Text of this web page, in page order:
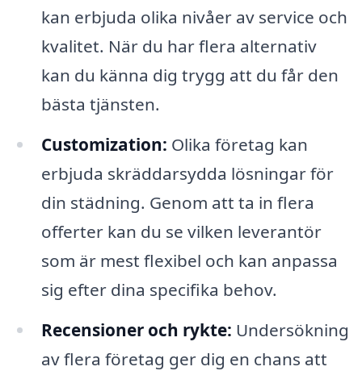
kan erbjuda olika nivåer av service och
kvalitet. När du har flera alternativ
kan du känna dig trygg att du får den
bästa tjänsten.
Customization: Olika företag kan
erbjuda skräddarsydda lösningar för
din städning. Genom att ta in flera
offerter kan du se vilken leverantör
som är mest flexibel och kan anpassa
sig efter dina specifika behov.
Recensioner och rykte: Undersökning
av flera företag ger dig en chans att